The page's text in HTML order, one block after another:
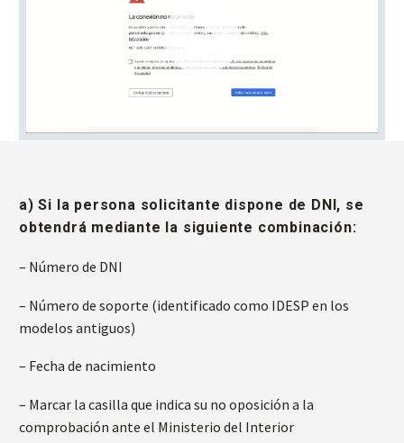
Reproductor
a) Si la persona solicitante dispone de DNI, se
obtendrá mediante la siguiente combinación:
– Número de DNI
– Número de soporte (identificado como IDESP en los
modelos antiguos)
– Fecha de nacimiento
– Marcar la casilla que indica su no oposición a la
comprobación ante el Ministerio del Interior